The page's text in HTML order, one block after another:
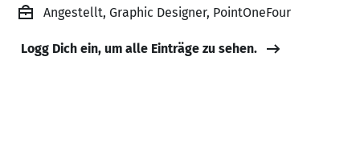
Angestellt, Graphic Designer, PointOneFour
Logg Dich ein, um alle Einträge zu sehen.